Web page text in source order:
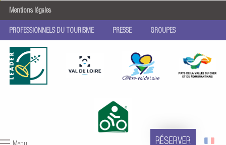
Mentions légales
PROFESSIONNELS DU TOURISME PRESSE GROUPES
RÉSERVER